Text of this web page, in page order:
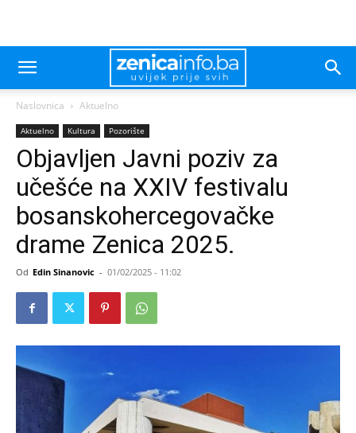
Naslovnica Aktuelno
Aktuelno Kultura Pozorište
Objavljen Javni poziv za
učešće na XXIV festivalu
bosanskohercegovačke
drame Zenica 2025.
Od Edin Sinanovic - 01/02/2025 - 11:02